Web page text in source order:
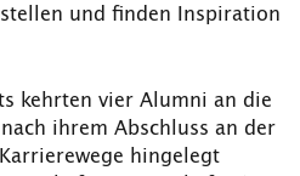
und finden Inspiration
kehrten vier Alumni an die
ihrem Abschluss an der
hingelegt